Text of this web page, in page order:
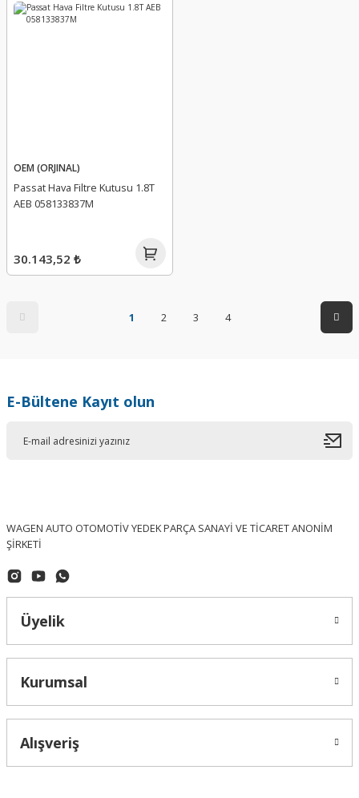
OEM (ORJINAL)
Passat Hava Filtre Kutusu 1.8T
AEB 058133837M
30.143,52 ₺
1 2 3 4
E-Bültene Kayıt olun
WAGEN AUTO OTOMOTİV YEDEK PARÇA SANAYİ VE TİCARET ANONİM
ŞİRKETİ
Üyelik
Kurumsal
Alışveriş